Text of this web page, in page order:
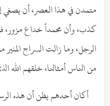
متمدن في هذا العصر، أن يصغي
كذب، وأن محمداً خداع مزور،
الرجل، وما زالت السراج المنير
من الناس أمثالنا، خلقهم الله
أكان أحدهم يظن أن هذه